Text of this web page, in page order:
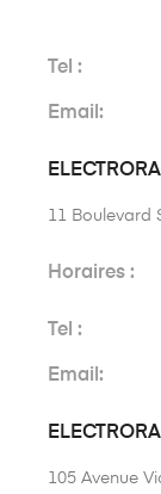
Tel :
Email:
11 Boulevard
Horaires :
Tel :
Email:
105 Avenue